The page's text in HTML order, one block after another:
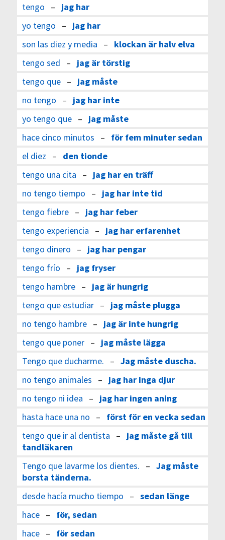
tengo – jag har
yo tengo – jag har
son las diez y media – klockan är halv elva
tengo sed – jag är törstig
tengo que– jag måste
no tengo – jag har inte
yo tengo que– jag måste
hace cinco minutos – för fem minuter sedan
el diez – den tionde
tengo una cita – jag har en träff
no tengo tiempo – jag har inte tid
tengo fiebre– jag har feber
tengo experiencia – jag har erfarenhet
tengo dinero – jag har pengar
tengo frío – jag fryser
tengo hambre– jag är hungrig
tengo que estudiar– jag måste plugga
no tengo hambre– jag är inte hungrig
tengo que poner– jag måste lägga
Tengo que ducharme. – Jag måste duscha.
no tengo animales – jag har inga djur
no tengo ni idea – jag har ingen aning
hasta hace una no – först för en vecka sedan
tengo que ir al dentista – jag måste gå till
tandläkaren
Tengo que lavarme los dientes. – Jag måste
borsta tänderna.
desde hacía mucho tiempo – sedan länge
hace– för, sedan
hace– för sedan